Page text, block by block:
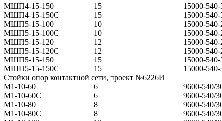
МШП4-15-150
15
15000-540-
МШП4-15-150С
15
15000-540-
МШП5-15-100
10
15000-540-
МШП5-15-100С
10
15000-540-
МШП5-15-120
12
15000-540-
МШП5-15-120С
12
15000-540-
МШП5-15-150
15
15000-540-
МШП5-15-150С
15
15000-540-
Стойки опор контактной сети, проект №6226И
М1-10-60
6
9600-540/
М1-10-60С
6
9600-540/
М1-10-80
8
9600-540/
М1-10-80С
8
9600-540/